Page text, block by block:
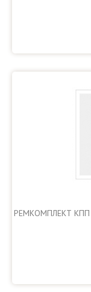
РЕМКОМПЛЕКТ